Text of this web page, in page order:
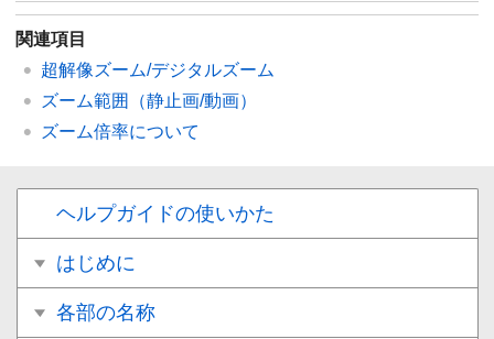
関連項目
超解像ズーム/デジタルズーム
ズーム範囲
（静止画/動画）
ズーム倍率について
ヘルプガイドの使いかた
はじめに
各部の名称